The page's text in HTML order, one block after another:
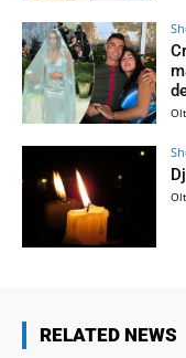
RELATED NEWS